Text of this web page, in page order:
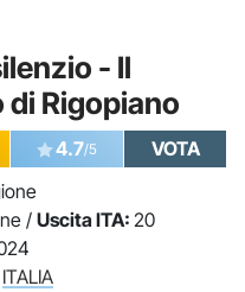
- Il
di Rigopiano
4.7/5
VOTA
/ Uscita ITA: 20
ITALIA